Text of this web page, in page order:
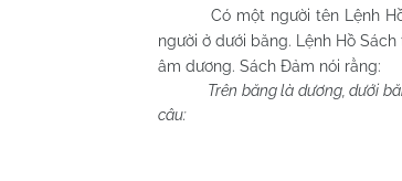
Có một người tên Lệnh
người ở dưới băng. Lệnh Hồ
âm dương. Sách Đảm nói rằng:
Trên băng là dương, dưới
câu: